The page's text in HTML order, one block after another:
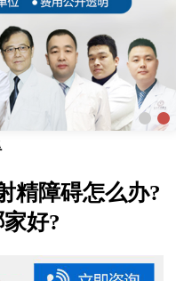
精障碍怎么办?
好?